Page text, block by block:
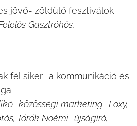
jövő- zöldülő fesztiválok
Gasztróhős,
fél siker- a kommunikáció és
közösségi marketing- Foxy,
Török Noémi- újságíró,